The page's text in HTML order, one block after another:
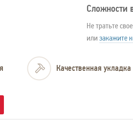
Сложности
Не тратьте
или закажите
Качественная укладка